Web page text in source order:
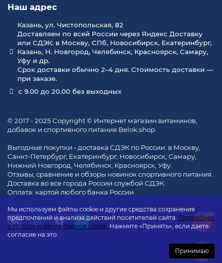
Мы используем файлы cookie и другие средства сохранения
предпочтений и анализа действий посетителей сайта. Подробнее
в Использование файлов cookie. Нажмите «Принять», если даете
согласие на это.
Принимаю
Наш адрес
Казань, ул. Чистопольская, 82
Доставляем по всей России через Яндекс Доставку
или СДЭК: в Москву, СПб, Новосибирск, Екатеринбург,
Казань, Н. Новгород, Челябинск, Красноярск, Самару,
Уфу и др.
Срок доставки обычно 2–4 дня. Стоимость доставки —
при заказе.
с 9.00 до 20.00 без выходных
© 2017 - 2025 Copyright © Интернет магазин витаминов,
добавок и спортивного питания Belok.shop
Выгодные покупки - доставка СДЭК по России: в Москву,
Санкт-Петербург, Екатеринбург, Новосибирск, Самару,
Нижний Новгород, Челябинск, Красноярск, Уфу.
Отзывы, сравнение и обзоры новинок спортивного питания.
Доставка во все города России службой СДЭК.
Оплата: картой любого банка России
0